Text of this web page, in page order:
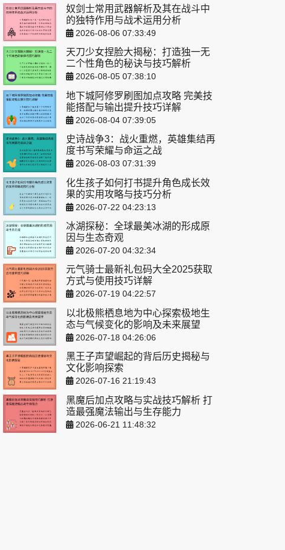
奴剑士常用武器解析及其在战斗中
的独特作用与战术运用分析
2026-08-06 07:33:49
天刀少女捏脸大揭秘：打造独一无
二个性角色的秘诀与技巧解析
2026-08-05 07:38:10
地下城阿修罗刷图加点攻略 完美技
能搭配与输出提升技巧详解
2026-08-04 07:39:05
史诗战争3：战火重燃，英雄集结再
度书写荣耀与命运之战
2026-08-03 07:31:39
化生孩子如何打书提升角色成长效
果的实用攻略与技巧分析
2026-07-22 04:23:13
冰湖探秘：全球最美冰湖的形成原
因与生态奇观
2026-07-20 04:32:34
元气骑士最新礼包码大全2025获取
方式与使用技巧详解
2026-07-19 04:22:57
以北极熊栖息地为中心探索极地生
态与气候变化的影响及未来展望
2026-07-18 04:26:06
黑王子声望崛起的背后历史揭秘与
文化影响探索
2026-07-16 21:19:43
黑魔后加点攻略与实战技巧解析 打
造最强魔法输出与生存能力
2026-06-21 11:48:32